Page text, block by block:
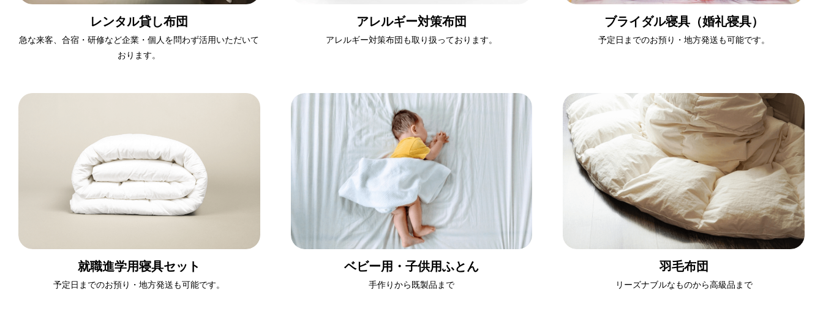
レンタル貸し布団
急な来客、合宿・研修など企業・個人を問わず活用いただいて
おります。
アレルギー対策布団
アレルギー対策布団も取り扱っております。
ブライダル寝具（婚礼寝具）
予定日までのお預り・地方発送も可能です。
就職進学用寝具セット
予定日までのお預り・地方発送も可能です。
ベビー用・子供用ふとん
手作りから既製品まで
羽毛布団
リーズナブルなものから高級品まで